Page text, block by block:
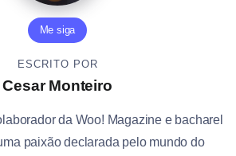
Me siga
ESCRITO POR
Cesar Monteiro
da Woo! Magazine e bacharel
paixão declarada pelo mundo do